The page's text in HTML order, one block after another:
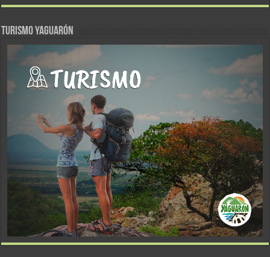
TURISMO YAGUARÓN